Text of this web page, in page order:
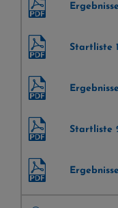
Startliste
Startliste